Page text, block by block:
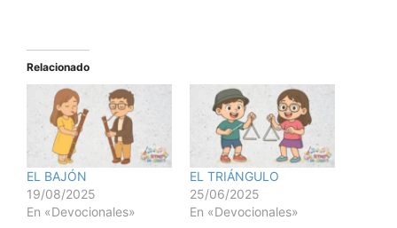
Relacionado
EL BAJÓN
19/08/2025
En «Devocionales»
EL TRIÁNGULO
25/06/2025
En «Devocionales»